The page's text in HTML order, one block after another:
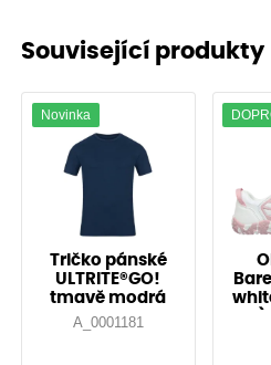
Související produkty
Novinka
Tričko pánské
ULTRITE®GO!
tmavě modrá
A_0001181